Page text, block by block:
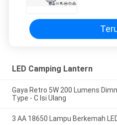
LED Camping Lantern
Gaya Retro 5W 200 Lumens
Type - C Isi Ulang
3 AA 18650 Lampu Berkemah